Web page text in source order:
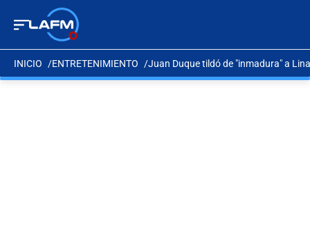
INICIO ENTRETENIMIENTO Juan Duque tildó de "inmadura" a